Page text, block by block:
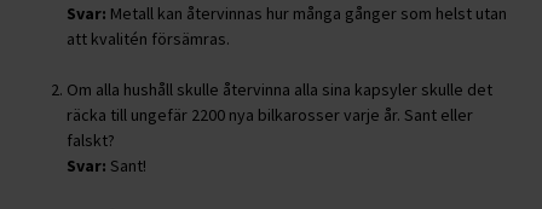
Svar: Metall kan återvinnas hur många gånger som helst utan
att kvalitén försämras.
Om alla hushåll skulle återvinna alla sina kapsyler skulle det
räcka till ungefär 2200 nya bilkarosser varje år. Sant eller
falskt?
Svar: Sant!